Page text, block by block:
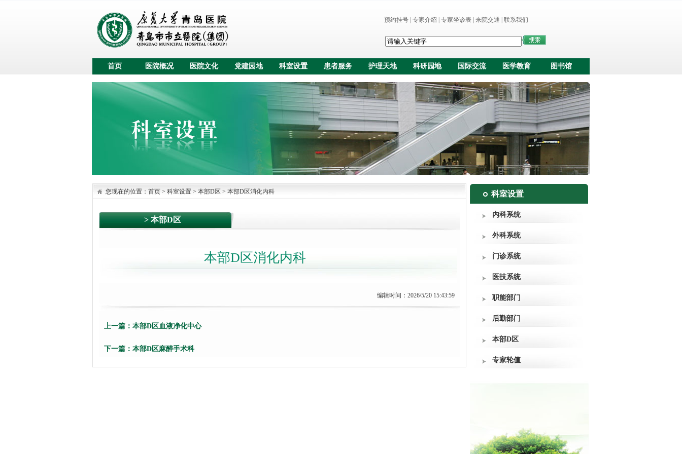
预约挂号 专家介绍 专家坐诊表 来院交通 联系我们
首页 医院概况 医院文化 党建园地 科室设置 患者服务 护理天地 科研园地 国际交流 医学教育 图书馆
您现在的位置： 首页 > 科室设置 > 本部D区 > 本部D区消化内科
> 本部D区
本部D区消化内科
编辑时间：2026/5/20 15:43:59
上一篇： 本部D区血液净化中心
下一篇： 本部D区麻醉手术科
科室设置
内科系统
外科系统
门诊系统
医技系统
职能部门
后勤部门
本部D区
专家轮值